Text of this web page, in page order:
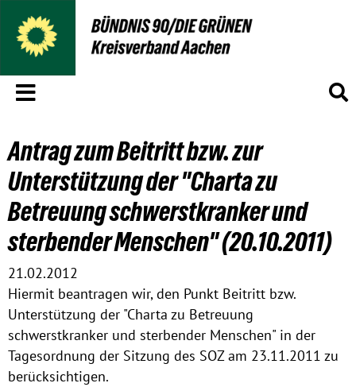
Menü
Antrag zum Beitritt bzw. zur
Unterstützung der "Charta zu
Betreuung schwerstkranker und
sterbender Menschen" (20.10.2011)
21.02.2012
Hiermit beantragen wir, den Punkt Beitritt bzw.
Unterstützung der "Charta zu Betreuung
schwerstkranker und sterbender Menschen" in der
Tagesordnung der Sitzung des SOZ am 23.11.2011 zu
berücksichtigen.